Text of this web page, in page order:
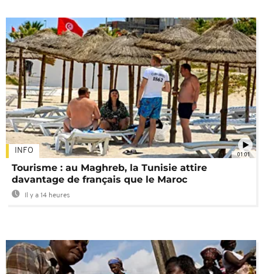
01:01
INFO
Tourisme : au Maghreb, la Tunisie attire
davantage de français que le Maroc
Il y a 14 heures